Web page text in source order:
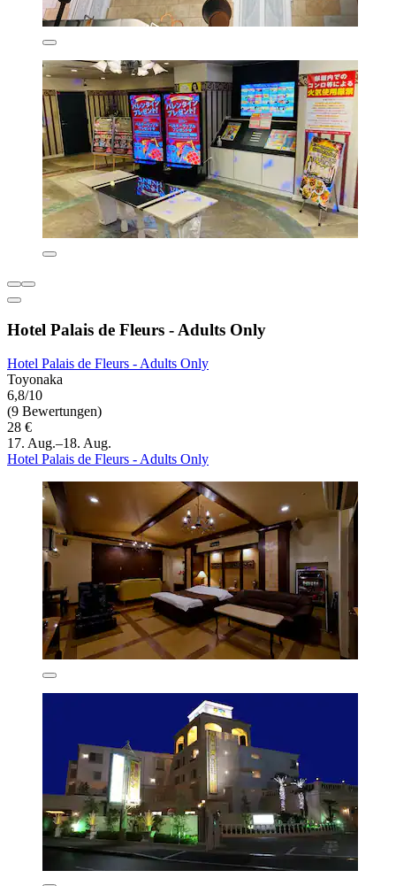
Hotel Palais de Fleurs - Adults Only
Hotel Palais de Fleurs - Adults Only
Toyonaka
6,8/10
(9 Bewertungen)
28 €
17. Aug.–18. Aug.
Hotel Palais de Fleurs - Adults Only